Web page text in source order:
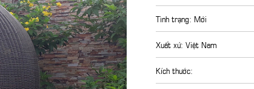
Tình trạng: Mới
Xuất xứ: Việt Nam
Kích thước: